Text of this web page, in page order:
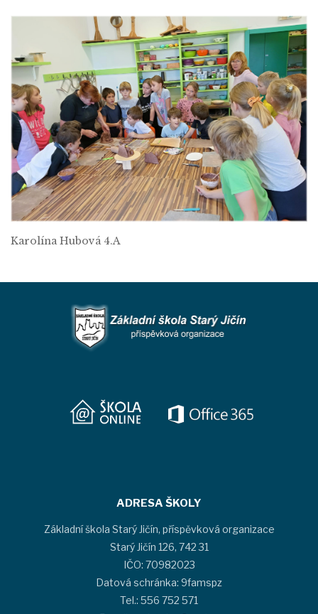
Karolína Hubová 4.A
ADRESA ŠKOLY
Základní škola Starý Jičín, příspěvková organizace
Starý Jičín 126, 742 31
IČO: 70982023
Datová schránka: 9famspz
Tel.: 556 752 571